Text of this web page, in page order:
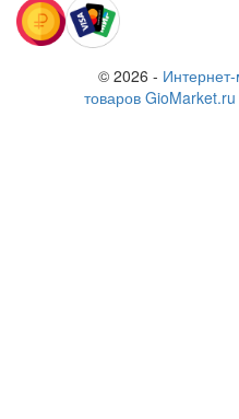
© 2026 -
товаров GioMarket.ru